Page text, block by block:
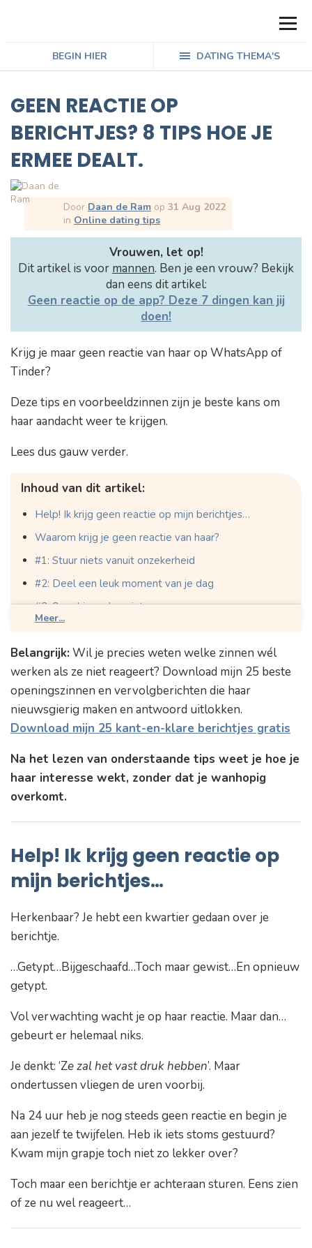
BEGIN HIER DATING THEMA'S
GEEN REACTIE OP
BERICHTJES? 8 TIPS HOE JE
ERMEE DEALT.
Door Daan de Ram op 31 Aug 2022
in Online dating tips
Vrouwen, let op!
Dit artikel is voor mannen. Ben je een vrouw? Bekijk
dan eens dit artikel:
Geen reactie op de app? Deze 7 dingen kan jij
doen!
Krijg je maar geen reactie van haar op WhatsApp of
Tinder?
Deze tips en voorbeeldzinnen zijn je beste kans om
haar aandacht weer te krijgen.
Lees dus gauw verder.
Inhoud van dit artikel:
Help! Ik krijg geen reactie op mijn berichtjes…
Waarom krijg je geen reactie van haar?
#1: Stuur niets vanuit onzekerheid
#2: Deel een leuk moment van je dag
#3: Speel in op haar interesses
#5: Verander je profielfoto
#6: Wissel de vibe
#7: Gebruik je stem
#8: Heb geduld
krijgt!
Meer...
Belangrijk: Wil je precies weten welke zinnen wél
werken als ze niet reageert? Download mijn 25 beste
openingszinnen en vervolgberichten die haar
nieuwsgierig maken en antwoord uitlokken.
Download mijn 25 kant-en-klare berichtjes gratis
Na het lezen van onderstaande tips weet je hoe je
haar interesse wekt, zonder dat je wanhopig
overkomt.
Help! Ik krijg geen reactie op
mijn berichtjes…
Herkenbaar? Je hebt een kwartier gedaan over je
berichtje.
…Getypt…Bijgeschaafd…Toch maar gewist…En opnieuw
getypt.
Vol verwachting wacht je op haar reactie. Maar dan…
gebeurt er helemaal niks.
Je denkt: ‘Ze zal het vast druk hebben’. Maar
ondertussen vliegen de uren voorbij.
Na 24 uur heb je nog steeds geen reactie en begin je
aan jezelf te twijfelen. Heb ik iets stoms gestuurd?
Kwam mijn grapje toch niet zo lekker over?
Toch maar een berichtje er achteraan sturen. Eens zien
of ze nu wel reageert…